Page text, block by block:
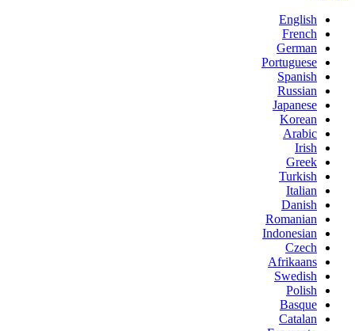
English
French
German
Portuguese
Spanish
Russian
Japanese
Korean
Arabic
Irish
Greek
Turkish
Italian
Danish
Romanian
Indonesian
Czech
Afrikaans
Swedish
Polish
Basque
Catalan